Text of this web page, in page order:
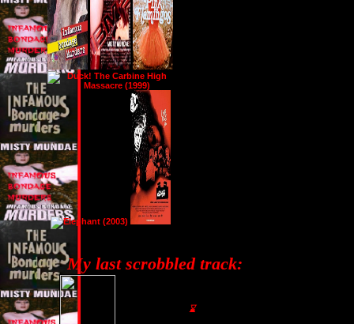
My last scrobbled track:
⌛